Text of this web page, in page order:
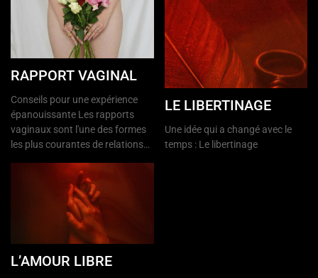
RAPPORT VAGINAL
Conseils pour une expérience
épanouissante Les rapports
vaginaux sont l'une des formes
les plus courantes de relations…
LE LIBERTINAGE
Une idée qui a changé avec le
temps : Le libertinage
L’AMOUR LIBRE